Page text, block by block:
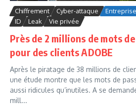
Chiffrement Cyber-attaque Entreprise
ID
Leak Vie privée
Près de 2 millions de mots
pour des clients ADOBE
Après le piratage de 38 millions de
une étude montre que les mots de
aussi ridicules qu’inutiles. A se
mill...